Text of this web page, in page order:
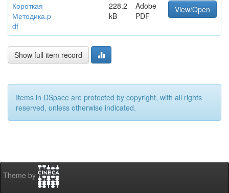
Короткая_
Методика.p
df
228.2
kB
Adobe
PDF
View/Open
Show full item record
Items in DSpace are protected by copyright, with all rights
reserved, unless otherwise indicated.
Theme by